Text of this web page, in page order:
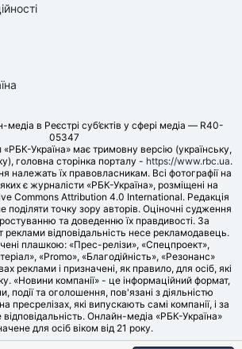
медіа в Реєстрі суб’єктів у сфері медіа — R40-
05347
«РБК-Україна» має тримовну версію (українську,
головна сторінка порталу - https://www.rbc.ua.
належать їх правовласникам. Всі фотографії на
є журналісти «РБК-Україна», розміщені на
Commons Attribution 4.0 International. Редакція
поділяти точку зору авторів. Оціночні судження
та доведенню їх правдивості. За
реклами відповідальність несе рекламодавець.
плашкою: «Прес-релізи», «Спецпроект»,
«Promo», «Благодійність», «Резонанс»
реклами і призначені, як правило, для осіб, які
«Новини компанії» - це інформаційний формат,
події та оголошення, пов'язані з діяльністю
пресрелізах, які випускають самі компанії, і за
відповідальність. Онлайн-медіа «РБК-Україна»
для осіб віком від 21 року.